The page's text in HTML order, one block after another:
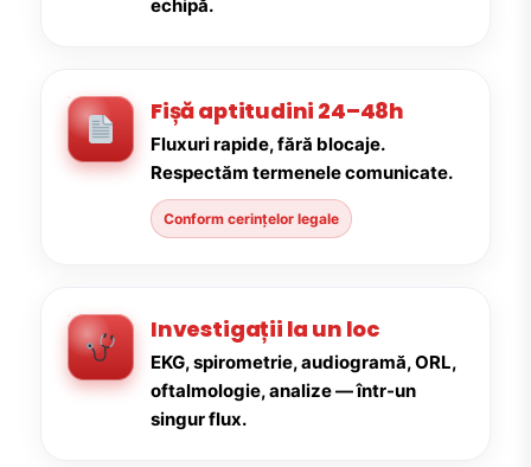
echipă.
Fișă aptitudini 24–48h
Fluxuri rapide, fără blocaje.
Respectăm termenele comunicate.
Conform cerințelor legale
Investigații la un loc
EKG, spirometrie, audiogramă, ORL,
oftalmologie, analize — într-un
singur flux.